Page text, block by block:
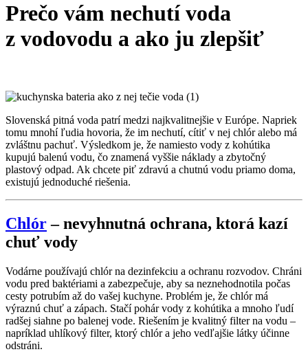
Prečo vám nechutí voda
z vodovodu a ako ju zlepšiť
Slovenská pitná voda patrí medzi najkvalitnejšie v Európe. Napriek
tomu mnohí ľudia hovoria, že im nechutí, cítiť v nej chlór alebo má
zvláštnu pachuť. Výsledkom je, že namiesto vody z kohútika
kupujú balenú vodu, čo znamená vyššie náklady a zbytočný
plastový odpad. Ak chcete piť zdravú a chutnú vodu priamo doma,
existujú jednoduché riešenia.
Chlór– nevyhnutná ochrana, ktorá kazí
chuť vody
Vodárne používajú chlór na dezinfekciu a ochranu rozvodov. Chráni
vodu pred baktériami a zabezpečuje, aby sa neznehodnotila počas
cesty potrubím až do vašej kuchyne. Problém je, že chlór má
výraznú chuť a zápach. Stačí pohár vody z kohútika a mnoho ľudí
radšej siahne po balenej vode. Riešením je kvalitný filter na vodu –
napríklad uhlíkový filter, ktorý chlór a jeho vedľajšie látky účinne
odstráni.